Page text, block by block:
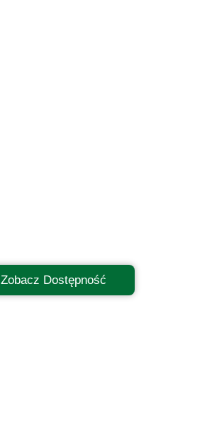
Zobacz Dostępność